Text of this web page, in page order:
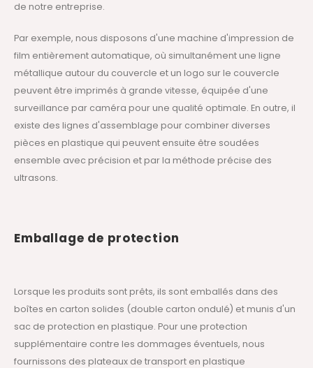
de notre entreprise.
Par exemple, nous disposons d'une machine d'impression de
film entièrement automatique, où simultanément une ligne
métallique autour du couvercle et un logo sur le couvercle
peuvent être imprimés à grande vitesse, équipée d'une
surveillance par caméra pour une qualité optimale. En outre, il
existe des lignes d'assemblage pour combiner diverses
pièces en plastique qui peuvent ensuite être soudées
ensemble avec précision et par la méthode précise des
ultrasons.
Emballage de protection
Lorsque les produits sont prêts, ils sont emballés dans des
boîtes en carton solides (double carton ondulé) et munis d'un
sac de protection en plastique. Pour une protection
supplémentaire contre les dommages éventuels, nous
fournissons des plateaux de transport en plastique